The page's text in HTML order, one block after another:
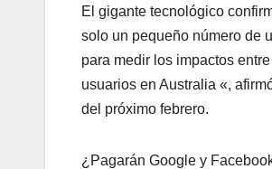
El gigante tecnológico
solo un pequeño número de
para medir los impactos
usuarios en Australia «,
del próximo febrero.
¿Pagarán Google y